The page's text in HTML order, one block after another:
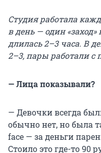
Студия работала
в день — один
длилась 2–3 часа. В
2–3, пары работали с
— Лица показывали?
— Девочки всегда
обычно нет, но была
face — за деньги
Стоило это где-то 90